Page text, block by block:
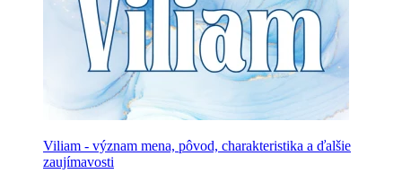
Viliam - význam mena, pôvod, charakteristika a ďalšie
zaujímavosti